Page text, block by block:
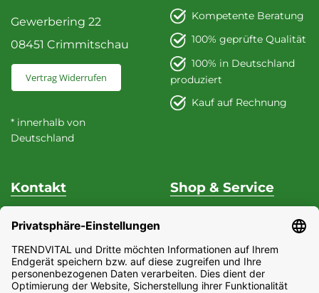
Gewerbering 22
08451 Crimmitschau
Vertrag Widerrufen
* innerhalb von
Deutschland
Kompetente Beratung
100% geprüfte Qualität
100% in Deutschland
produziert
Kauf auf Rechnung
Kontakt
Unterstützung & Beratung
Fon +49 (0) 37 62 / 95 71 25
Fax+49 (0) 37 62 / 95 71 29
Mo - Do9:00 Uhr - 15:00
Shop & Service
Datenschutz
Widerrufsrecht
Impressum